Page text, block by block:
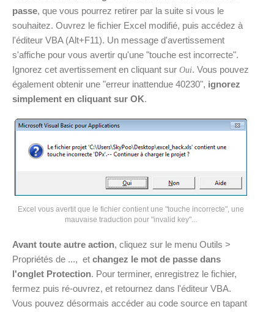
passe, que vous pourrez retirer par la suite si vous le
souhaitez. Ouvrez le fichier Excel modifié, puis accédez à
l'éditeur VBA (Alt+F11). Un message d'avertissement
s'affiche pour vous avertir qu'une "touche est incorrecte".
Ignorez cet avertissement en cliquant sur Oui. Vous pouvez
également obtenir une "erreur inattendue 40230", ignorez
simplement en cliquant sur OK.
Excel vous avertit que le fichier contient une "touche incorrecte", une
mauvaise traduction pour "invalid key"...
Avant toute autre action, cliquez sur le menu Outils >
Propriétés de ..., et changez le mot de passe dans
l'onglet Protection. Pour terminer, enregistrez le fichier,
fermez puis ré-ouvrez, et retournez dans l'éditeur VBA.
Vous pouvez désormais accéder au code source en tapant